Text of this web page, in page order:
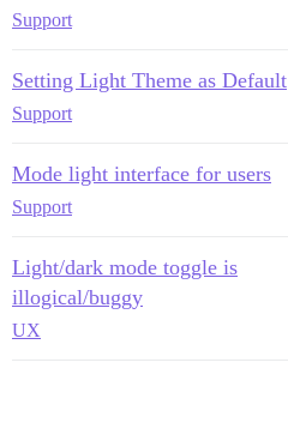
Support
Setting Light Theme as Default
Support
Mode light interface for users
Support
Light/dark mode toggle is
illogical/buggy
UX